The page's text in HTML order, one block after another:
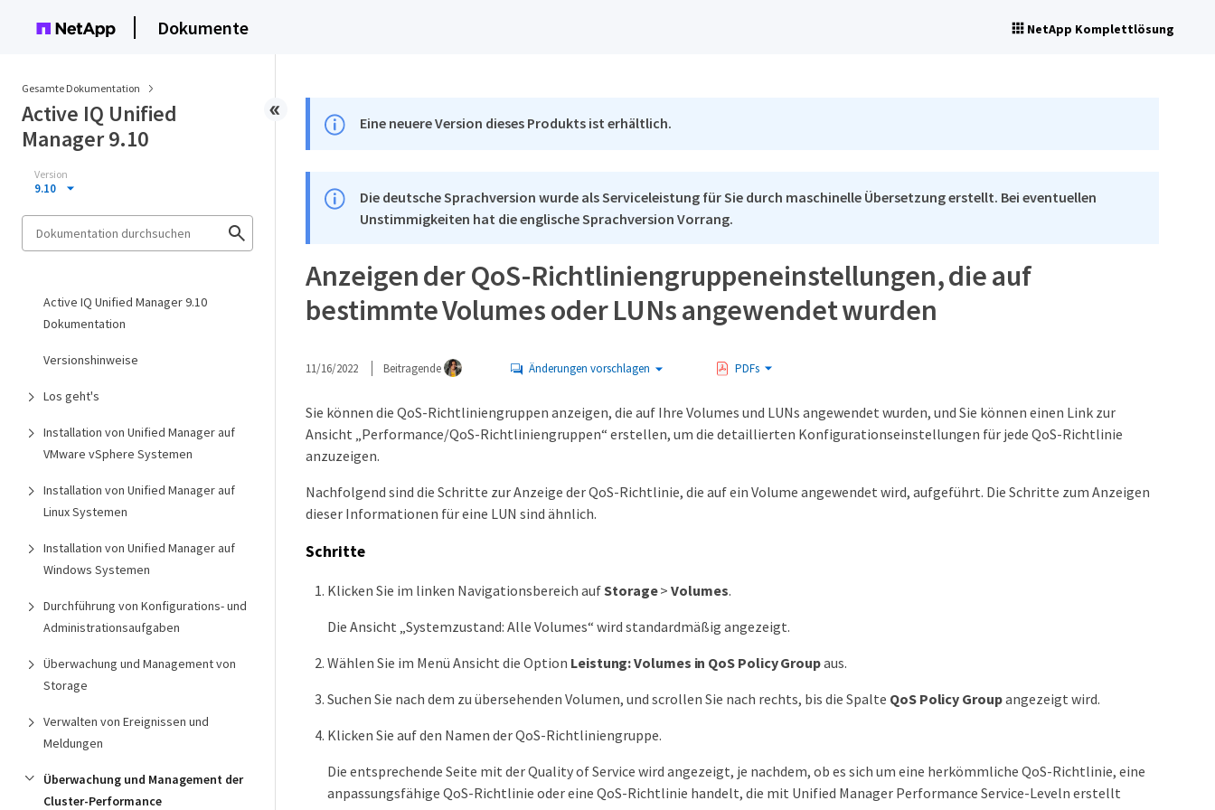
Dokumente NetApp Komplettlösung
Gesamte Dokumentation
Active IQ Unified
Manager 9.10
Version
9.10
Active IQ Unified Manager 9.10
Dokumentation
Versionshinweise
Los geht's
Installation von Unified Manager auf
VMware vSphere Systemen
Installation von Unified Manager auf
Linux Systemen
Installation von Unified Manager auf
Windows Systemen
Durchführung von Konfigurations- und
Administrationsaufgaben
Überwachung und Management von
Storage
Verwalten von Ereignissen und
Meldungen
Überwachung und Management der
Cluster-Performance
Eine neuere Version dieses Produkts ist erhältlich.
Die deutsche Sprachversion wurde als Serviceleistung für Sie durch maschinelle Übersetzung erstellt. Bei eventuellen
Unstimmigkeiten hat die englische Sprachversion Vorrang.
Anzeigen der QoS-Richtliniengruppeneinstellungen, die auf
bestimmte Volumes oder LUNs angewendet wurden
11/16/2022 Beitragende Änderungen vorschlagen PDFs
Sie können die QoS-Richtliniengruppen anzeigen, die auf Ihre Volumes und LUNs angewendet wurden, und Sie können einen Link zur
Ansicht „Performance/QoS-Richtliniengruppen“ erstellen, um die detaillierten Konfigurationseinstellungen für jede QoS-Richtlinie
anzuzeigen.
Nachfolgend sind die Schritte zur Anzeige der QoS-Richtlinie, die auf ein Volume angewendet wird, aufgeführt. Die Schritte zum Anzeigen
dieser Informationen für eine LUN sind ähnlich.
Schritte
Klicken Sie im linken Navigationsbereich aufStorage>Volumes.
Die Ansicht „Systemzustand: Alle Volumes“ wird standardmäßig angezeigt.
Wählen Sie im Menü Ansicht die Option Leistung: Volumes in QoS Policy Groupaus.
Suchen Sie nach dem zu übersehenden Volumen, und scrollen Sie nach rechts, bis die Spalte QoS Policy Groupangezeigt wird.
Klicken Sie auf den Namen der QoS-Richtliniengruppe.
Die entsprechende Seite mit der Quality of Service wird angezeigt, je nachdem, ob es sich um eine herkömmliche QoS-Richtlinie, eine
anpassungsfähige QoS-Richtlinie oder eine QoS-Richtlinie handelt, die mit Unified Manager Performance Service-Leveln erstellt